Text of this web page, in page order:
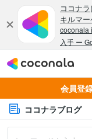
会員登
ココナラブログ